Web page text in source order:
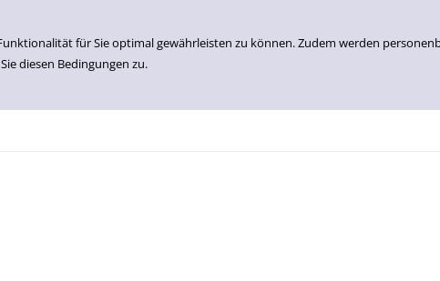
für Sie optimal gewährleisten zu können. Zudem werden
diesen Bedingungen zu.